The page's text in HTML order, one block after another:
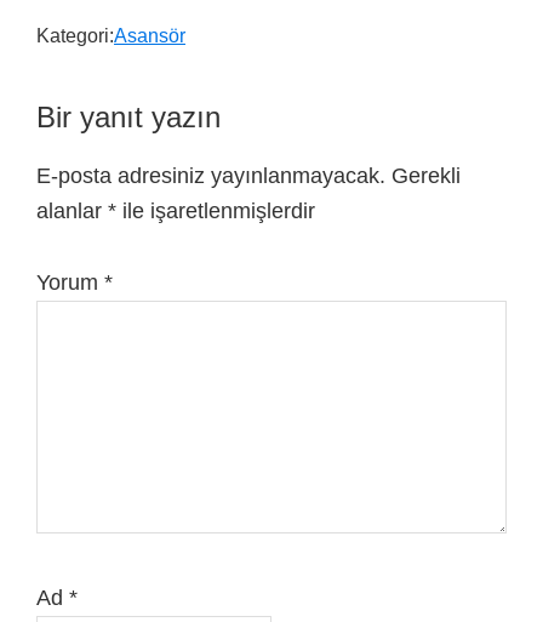
Kategori:Asansör
Bir yanıt yazın
E-posta adresiniz yayınlanmayacak. Gerekli
alanlar * ile işaretlenmişlerdir
Yorum *
Ad *